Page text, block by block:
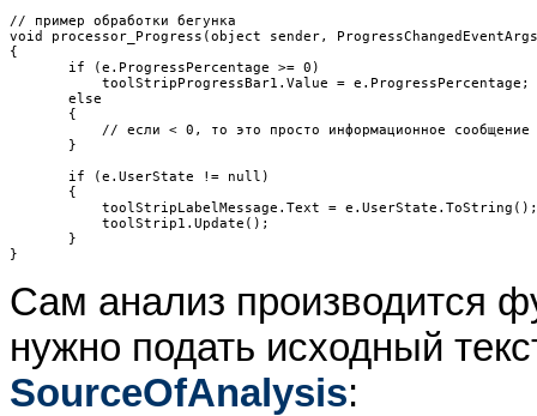
// пример обработки бегунка
void processor_Progress(object sender,
{
       if (e.ProgressPercentage >= 0)
           toolStripProgressBar1.Value = e.ProgressPercentage;
       else
       {
           // если < 0, то это просто информационное сообщение
       }
       if (e.UserState != null)
       {
           toolStripLabelMessage.Text = e.UserState.ToString();
           toolStrip1.Update();
       }
Сам анализ производится
нужно подать исходный
SourceOfAnalysis: